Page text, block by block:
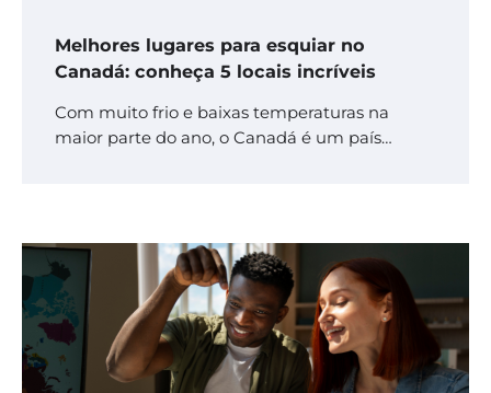
Melhores lugares para esquiar no
Canadá: conheça 5 locais incríveis
Com muito frio e baixas temperaturas na
maior parte do ano, o Canadá é um país…